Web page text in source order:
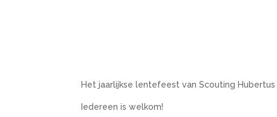
Het jaarlijkse lentefeest van Scouting
Iedereen is welkom!